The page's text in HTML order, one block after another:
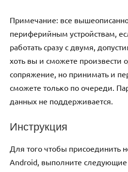
Примечание: все
периферийным устройствам,
работать сразу с двумя,
хоть вы и сможете произвести
сопряжение, но принимать и
сможете только по очереди.
данных не поддерживается.
Инструкция
Для того чтобы присоединить
Android, выполните следующие